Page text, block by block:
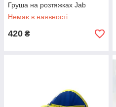
Груша на розтяжках Jab
Немає в наявності
420 ₴